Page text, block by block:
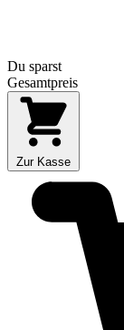
Du sparst
Gesamtpreis
Zur Kasse